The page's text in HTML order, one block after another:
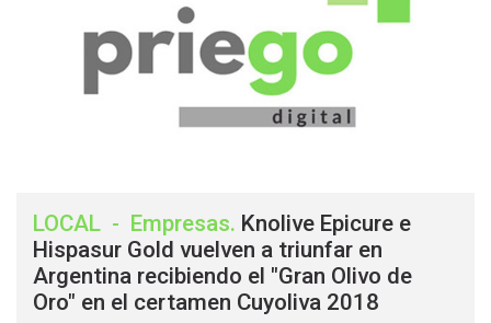
LOCAL - Empresas. Knolive Epicure e
Hispasur Gold vuelven a triunfar en
Argentina recibiendo el "Gran Olivo de
Oro" en el certamen Cuyoliva 2018